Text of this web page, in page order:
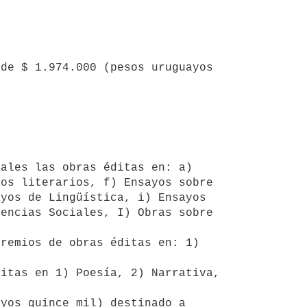
literarios, f) Ensayos sobre
de Lingüística, i) Ensayos
Sociales, I) Obras sobre